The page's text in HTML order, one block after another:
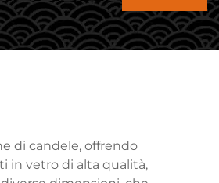
di candele, offrendo
in vetro di alta qualità,